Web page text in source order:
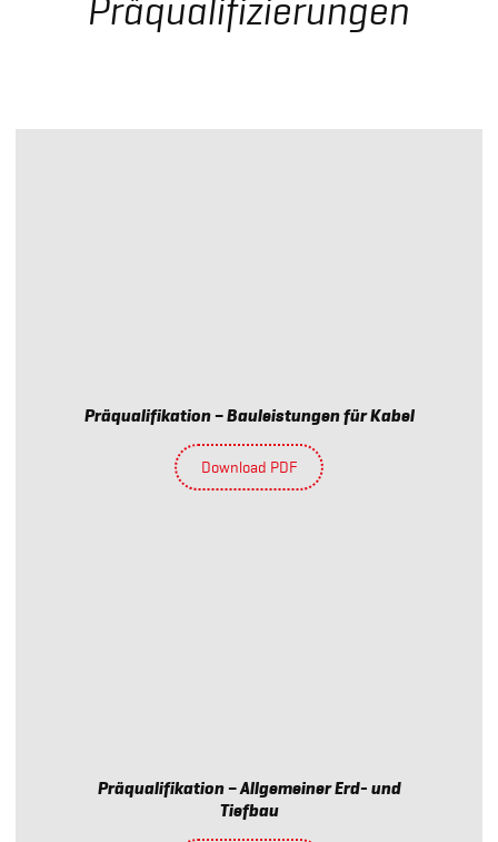
Präqualifizierungen
Präqualifikation – Bauleistungen für Kabel
Download PDF
Präqualifikation – Allgemeiner Erd- und
Tiefbau